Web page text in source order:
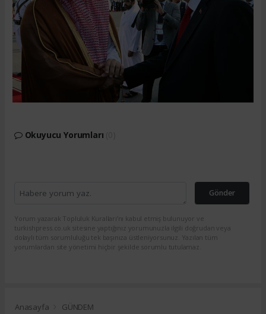
Okuyucu Yorumları
Gönder
Yorum yazarak Topluluk Kuralları’nı kabul etmiş bulunuyor ve
turkishpress.co.uk sitesine yaptığınız yorumunuzla ilgili doğrudan veya
dolaylı tüm sorumluluğu tek başınıza üstleniyorsunuz. Yazılan tüm
yorumlardan site yönetimi hiçbir şekilde sorumlu tutulamaz.
Anasayfa GÜNDEM